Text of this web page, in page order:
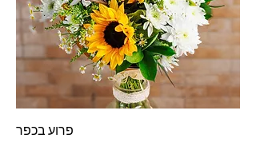
פרוע בכפר